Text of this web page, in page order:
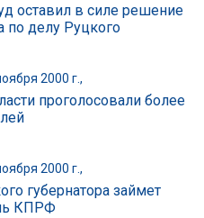
оставил в силе решение
по делу Руцкого
2000 г.,
проголосовали более
2000 г.,
губернатора займет
КПРФ